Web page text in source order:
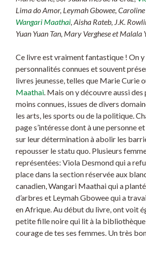
Lima do Amor, Leymah Gbowee, Caroline
Wangari Maathai , Aisha Rateb, J.K.
Yuan Yuan Tan, Mary Verghese et Malala
Ce livre est vraiment fantastique ! On
personnalités connues et souvent
livres jeunesse, telles que Marie Curie
Maathai . Mais on y découvre aussi
moins connues, issues de divers
les arts, les sports ou de la politique.
page s’intéresse dont à une personne
sur leur détermination à abolir les
repousser le statu quo. Plusieurs
représentées: Viola Desmond qui a
place dans la section réservée aux
canadien, Wangari Maathai qui a
d’arbres et Leymah Gbowee qui a
en Afrique. Au début du livre, ont voit
petite fille noire qui lit à la bibliothèque
courage de tes ses femmes. Un très